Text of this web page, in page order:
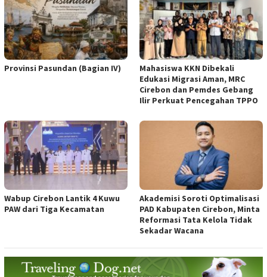
Provinsi Pasundan (Bagian IV)
Mahasiswa KKN Dibekali
Edukasi Migrasi Aman, MRC
Cirebon dan Pemdes Gebang
Ilir Perkuat Pencegahan TPPO
Wabup Cirebon Lantik 4 Kuwu
PAW dari Tiga Kecamatan
Akademisi Soroti Optimalisasi
PAD Kabupaten Cirebon, Minta
Reformasi Tata Kelola Tidak
Sekadar Wacana